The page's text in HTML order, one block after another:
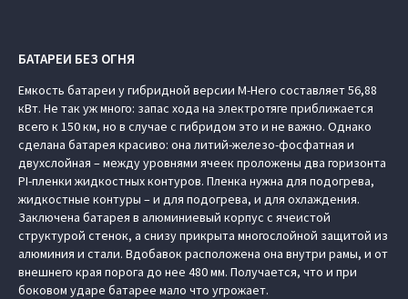
БАТАРЕИ БЕЗ ОГНЯ
Емкость батареи у гибридной версии M-Hero составляет 56,88
кВт. Не так уж много: запас хода на электротяге приближается
всего к 150 км, но в случае с гибридом это и не важно. Однако
сделана батарея красиво: она литий-железо-фосфатная и
двухслойная – между уровнями ячеек проложены два горизонта
PI-пленки жидкостных контуров. Пленка нужна для подогрева,
жидкостные контуры – и для подогрева, и для охлаждения.
Заключена батарея в алюминиевый корпус с ячеистой
структурой стенок, а снизу прикрыта многослойной защитой из
алюминия и стали. Вдобавок расположена она внутри рамы, и от
внешнего края порога до нее 480 мм. Получается, что и при
боковом ударе батарее мало что угрожает.